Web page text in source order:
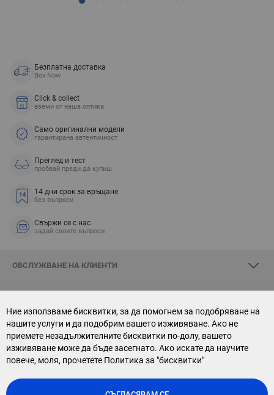
Ние използваме бисквитки, за да помогнем за подобряване на
нашите услуги и да подобрим вашето изживяване. Ако не
приемете незадължителните бисквитки по-долу, вашето
изживяване може да бъде засегнато. Ако искате да научите
повече, моля, прочетете Политика за "бисквитки"
Безплатна доставка
Box Now
Click & collect
вземи от наша оптика
Само оригинални модели
гарантирана автентичност
Преглед и тест
пробвай преди да купиш
14 дни срок за връщане
без въпроси
Свържи се с нас
задай своите въпроси
ОБСЛУЖВАНЕ НА КЛИЕНТИ
СВЪРЖИ СЕ С НАС
АБОНАМЕНТ ЗА БЮЛЕТИН